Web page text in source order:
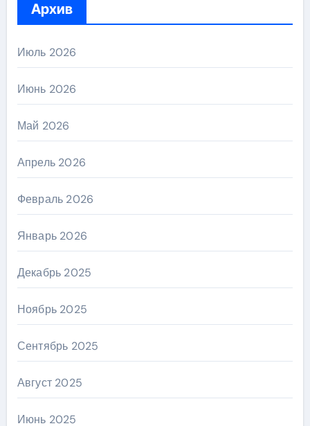
Архив
Июль 2026
Июнь 2026
Май 2026
Апрель 2026
Февраль 2026
Январь 2026
Декабрь 2025
Ноябрь 2025
Сентябрь 2025
Август 2025
Июнь 2025